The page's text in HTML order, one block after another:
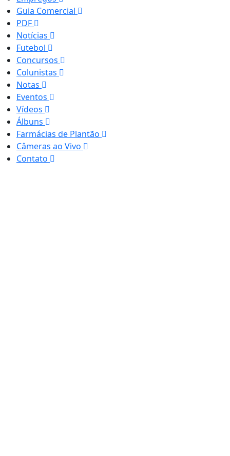
Guia Comercial
PDF
Notícias
Futebol
Concursos
Colunistas
Notas
Eventos
Vídeos
Álbuns
Farmácias de Plantão
Câmeras ao Vivo
Contato